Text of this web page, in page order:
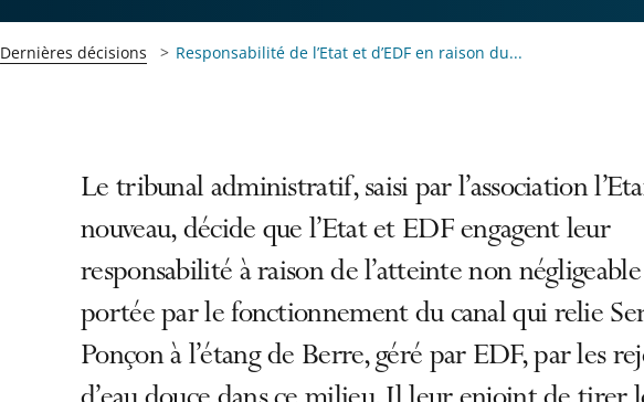
Dernières décisions Responsabilité de l’Etat et d’EDF en raison du...
Le tribunal administratif, saisi par l’association
nouveau, décide que l’Etat et EDF engagent leur
responsabilité à raison de l’atteinte non négligeable
portée par le fonctionnement du canal qui relie
Ponçon à l’étang de Berre, géré par EDF, par les